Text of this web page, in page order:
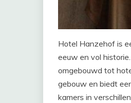
Hotel Hanzehof is
eeuw en vol
omgebouwd tot
gebouw en biedt
kamers in